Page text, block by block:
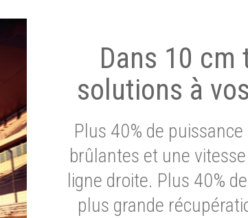
Dans 10 cm
solutions à
Plus 40% de
brûlantes et une
ligne droite. Plus 40%
plus grande